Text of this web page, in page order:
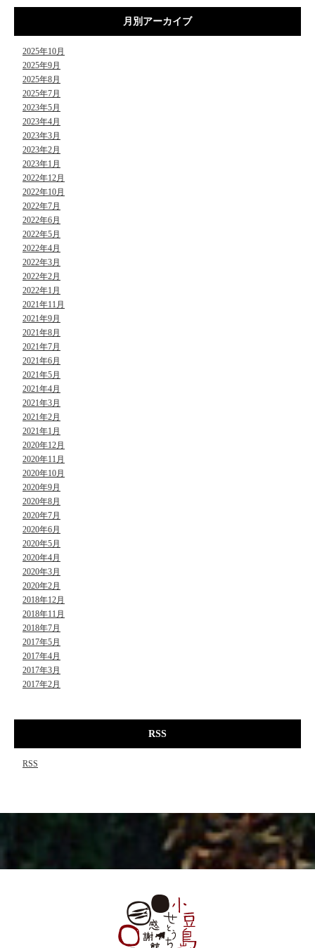
月別アーカイブ
2025年10月
2025年9月
2025年8月
2025年7月
2023年5月
2023年4月
2023年3月
2023年2月
2023年1月
2022年12月
2022年10月
2022年7月
2022年6月
2022年5月
2022年4月
2022年3月
2022年2月
2022年1月
2021年11月
2021年9月
2021年8月
2021年7月
2021年6月
2021年5月
2021年4月
2021年3月
2021年2月
2021年1月
2020年12月
2020年11月
2020年10月
2020年9月
2020年8月
2020年7月
2020年6月
2020年5月
2020年4月
2020年3月
2020年2月
2018年12月
2018年11月
2018年7月
2017年5月
2017年4月
2017年3月
2017年2月
RSS
RSS